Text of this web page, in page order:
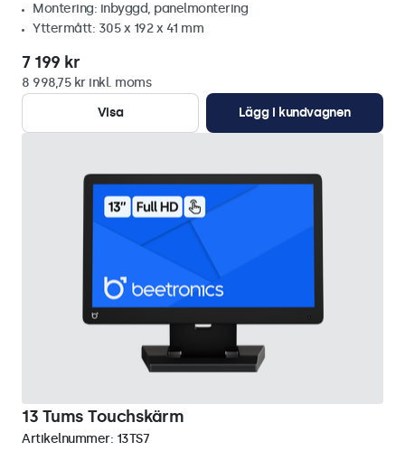
Montering: inbyggd, panelmontering
Yttermått: 305 x 192 x 41 mm
7 199 kr
8 998,75 kr inkl. moms
Visa
Lägg i kundvagnen
13 Tums Touchskärm
Artikelnummer: 13TS7